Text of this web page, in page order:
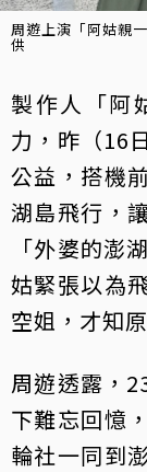
周遊上演「阿姑親
供
製作人「阿
力，昨（16
公益，搭機
湖島飛行，
「外婆的澎
姑緊張以為
空姐，才知
周遊透露，
下難忘回憶
輪社一同到